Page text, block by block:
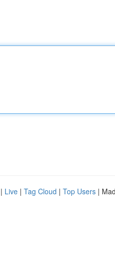
| Live | Tag Cloud | Top Users |